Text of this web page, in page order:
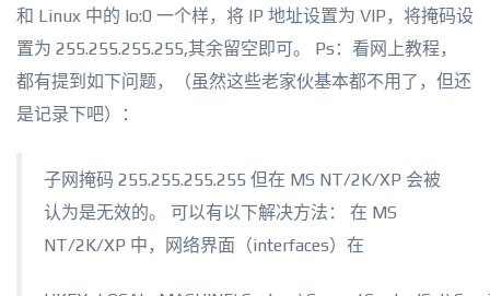
和 Linux 中的 lo:0 一个样，将 IP 地址设置为 VIP，将掩码设
置为 255.255.255.255,其余留空即可。 Ps：看网上教程，
都有提到如下问题，（虽然这些老家伙基本都不用了，但还
是记录下吧）：
子网掩码 255.255.255.255 但在 MS NT/2K/XP 会被
认为是无效的。 可以有以下解决方法： 在 MS
NT/2K/XP 中，网络界面（interfaces）在